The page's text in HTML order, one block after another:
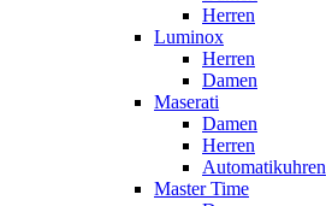
Herren
Luminox
Herren
Damen
Maserati
Damen
Herren
Automatikuhren
Master Time